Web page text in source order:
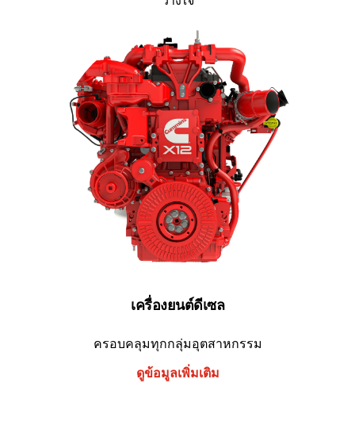
วางใจ
เครื่องยนต์ดีเซล
ครอบคลุมทุกกลุ่มอุตสาหกรรม
ดูข้อมูลเพิ่มเติม